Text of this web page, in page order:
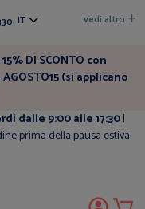
IT vedi altro
DI SCONTO con
(si applicano
dalle 9:00 alle 17:30|
prima della pausa estiva